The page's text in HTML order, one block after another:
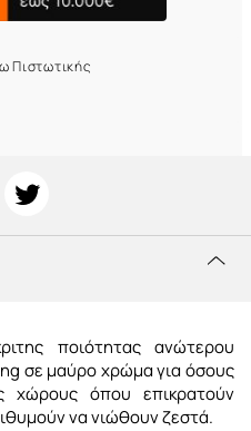
Πιστωτικής
ποιότητας ανώτερου
σε μαύρο χρώμα για όσους
χώρους όπου επικρατούν
να νιώθουν ζεστά.